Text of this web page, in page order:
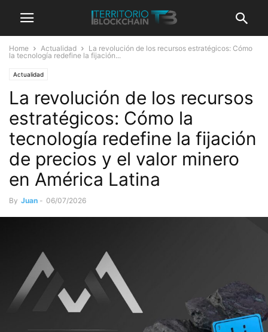
Home Actualidad
La revolución de los recursos estratégicos: Cómo
la tecnología redefine la fijación...
Actualidad
La revolución de los recursos
estratégicos: Cómo la
tecnología redefine la fijación
de precios y el valor minero
en América Latina
By Juan - 06/07/2026